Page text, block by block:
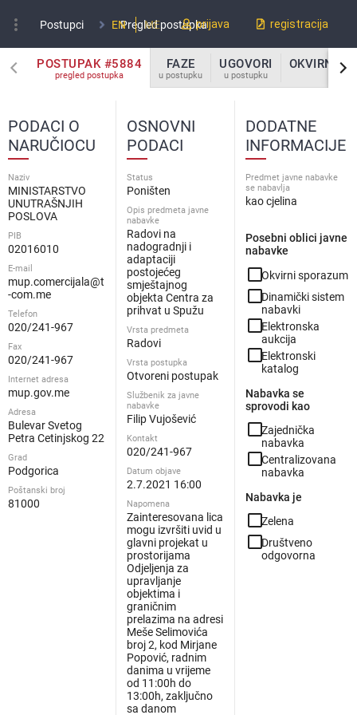
more_vert Postupci Pregled postupka
EN ME prijava registracija
POSTUPAK #5884
pregled postupka
FAZE
u postupku
UGOVORI
u postupku
OKVIRNI
u
OSNOVNI
PODACI
Status
Poništen
Opis predmeta javne
nabavke
Radovi na
nadogradnji i
adaptaciji
postojećeg
smještajnog
objekta Centra za
prihvat u Spužu
Vrsta predmeta
Radovi
Vrsta postupka
Otvoreni postupak
Službenik za javne
nabavke
Filip Vujošević
Kontakt
020/241-967
Datum objave
2.7.2021 16:00
Napomena
Zainteresovana lica
mogu izvršiti uvid u
glavni projekat u
prostorijama
Odjeljenja za
upravljanje
objektima i
graničnim
prelazima na adresi
Meše Selimovića
broj 2, kod Mirjane
Popović, radnim
danima u vrijeme
od 11:00h do
13:00h, zaključno
sa danom
DODATNE
INFORMACIJE
Predmet javne nabavke
se nabavlja
kao cjelina
Posebni oblici javne
nabavke
check_box_outline_blankOkvirni sporazum
check_box_outline_blankDinamički sistem
nabavki
check_box_outline_blankElektronska
aukcija
check_box_outline_blankElektronski
katalog
Nabavka se
sprovodi kao
check_box_outline_blankZajednička
nabavka
check_box_outline_blankCentralizovana
nabavka
Nabavka je
check_box_outline_blankZelena
check_box_outline_blankDruštveno
odgovorna
PODACI O
NARUČIOCU
Naziv
MINISTARSTVO
UNUTRAŠNJIH
POSLOVA
PIB
02016010
E-mail
mup.comercijala@t
-com.me
Telefon
020/241-967
Fax
020/241-967
Internet adresa
mup.gov.me
Adresa
Bulevar Svetog
Petra Cetinjskog 22
Grad
Podgorica
Poštanski broj
81000